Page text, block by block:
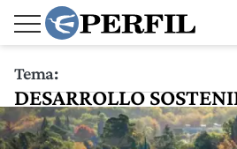
Tema:
DESARROLLO